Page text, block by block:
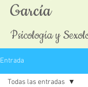
García
Psicología y
Entrada
Todas las entradas